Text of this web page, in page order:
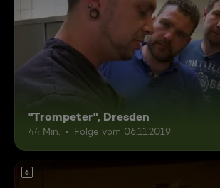
"Trompeter", Dresden
44 Min. Folge vom 06.11.2019
6